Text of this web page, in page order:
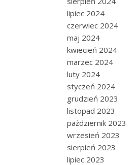
lipiec 2024
czerwiec 2024
maj 2024
kwiecień 2024
marzec 2024
luty 2024
styczeń 2024
grudzień 2023
listopad 2023
październik 2023
wrzesień 2023
sierpień 2023
lipiec 2023